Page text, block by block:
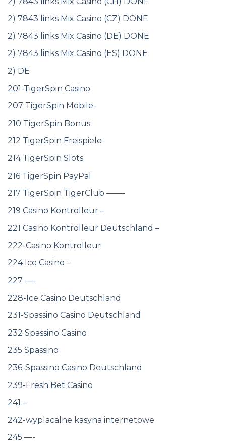
2) 7843 links Mix Casino (CZ) DONE
2) 7843 links Mix Casino (DE) DONE
2) 7843 links Mix Casino (ES) DONE
2) DE
201-TigerSpin Casino
207 TigerSpin Mobile-
210 TigerSpin Bonus
212 TigerSpin Freispiele-
214 TigerSpin Slots
216 TigerSpin PayPal
217 TigerSpin TigerClub ——-
219 Casino Kontrolleur –
221 Casino Kontrolleur Deutschland –
222-Casino Kontrolleur
224 Ice Casino –
227 —-
228-Ice Casino Deutschland
231-Spassino Casino Deutschland
232 Spassino Casino
235 Spassino
236-Spassino Casino Deutschland
239-Fresh Bet Casino
241 –
242-wyplacalne kasyna internetowe
245 —-